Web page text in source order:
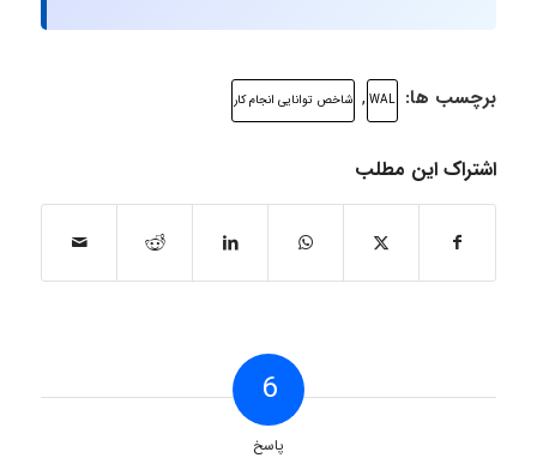
برچسب ها: WAL
, شاخص توانایی انجام کار
اشتراک این مطلب
6
پاسخ